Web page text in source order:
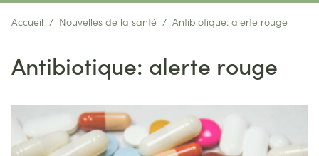
Accueil / Nouvelles de la santé / Antibiotique: alerte rouge
Antibiotique: alerte rouge